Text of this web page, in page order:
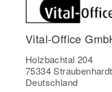
Vital-Office
Holzbachtal 204
75334 Straubenhardt
Deutschland